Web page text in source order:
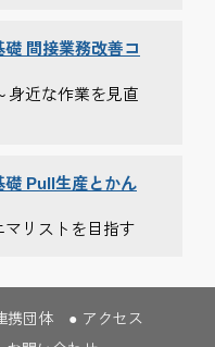
間接業務改善コ
近な作業を見直
礎 Pull生産とかん
リストを目指す
携団体
アクセス